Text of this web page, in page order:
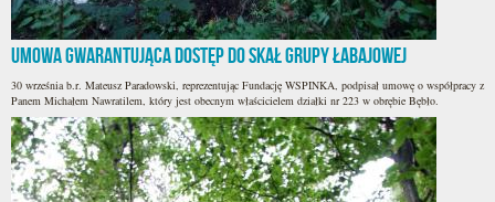
Umowa gwarantująca dostęp do skał Grupy Łabajowej
30 września b.r. Mateusz Paradowski, reprezentując Fundację WSPINKA, podpisał umowę o współpracy z
Panem Michałem Nawratilem, który jest obecnym właścicielem działki nr 223 w obrębie Bębło.